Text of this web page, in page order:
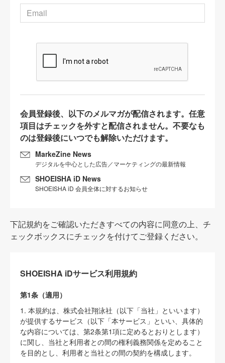
会員登録後、以下のメルマガが配信されます。任意
項目はチェックを外すと配信されません。不要なも
のは登録後にいつでも解除いただけます。
MarkeZine News
デジタルを中心とした広告／マーケティングの最新情報
SHOEISHA iD News
SHOEISHA iD 会員全体に対するお知らせ
下記規約をご確認いただきすべての内容に同意の上、チ
ェックボックスにチェックを付けてご登録ください。
SHOEISHA iDサービス利用規約
第1条（適用）
1. 本規約は、株式会社翔泳社（以下「当社」といいます）
が提供するサービス（以下「本サービス」といい、具体的
な内容については、第2条第1項に定めるとおりとします）
に関し、当社と利用者との間の権利義務関係を定めること
を目的とし、利用者と当社との間の契約を構成します。